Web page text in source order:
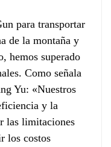
para transportar
de la montaña y
hemos superado
Como señala
Yu: «Nuestros
y la
las limitaciones
los costos